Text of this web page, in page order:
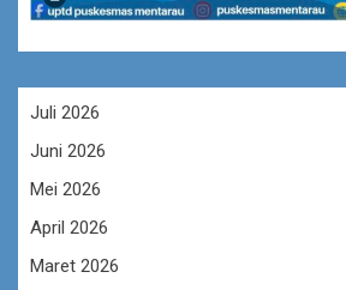
Juli 2026
Juni 2026
Mei 2026
April 2026
Maret 2026